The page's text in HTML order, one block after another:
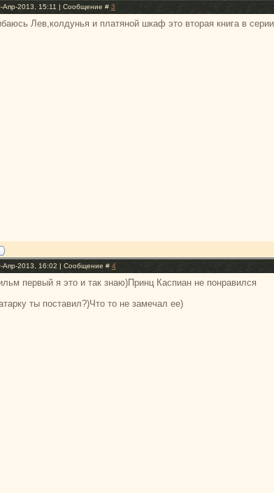
Апр-2013, 15:11 | Сообщение # 3
Лев,колдунья и платяной шкаф это вторая книга в
Апр-2013, 16:02 | Сообщение # 4
первый я это и так знаю)Принц Каспиан не понравился
ты поставил?)Что то не замечал ее)